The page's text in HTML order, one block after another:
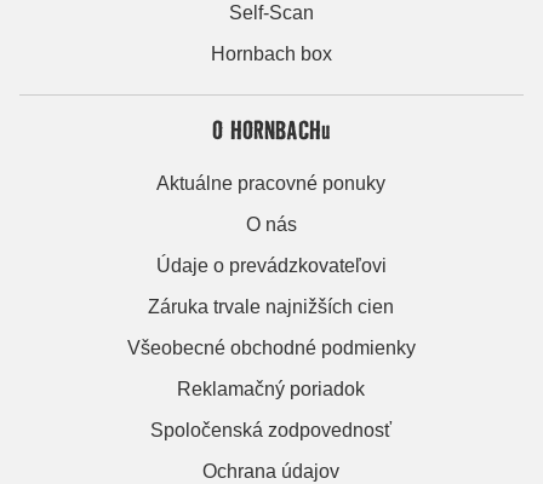
Self-Scan
Hornbach box
O HORNBACHu
Aktuálne pracovné ponuky
O nás
Údaje o prevádzkovateľovi
Záruka trvale najnižších cien
Všeobecné obchodné podmienky
Reklamačný poriadok
Spoločenská zodpovednosť
Ochrana údajov